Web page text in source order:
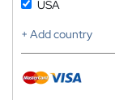
USA
+ Add country